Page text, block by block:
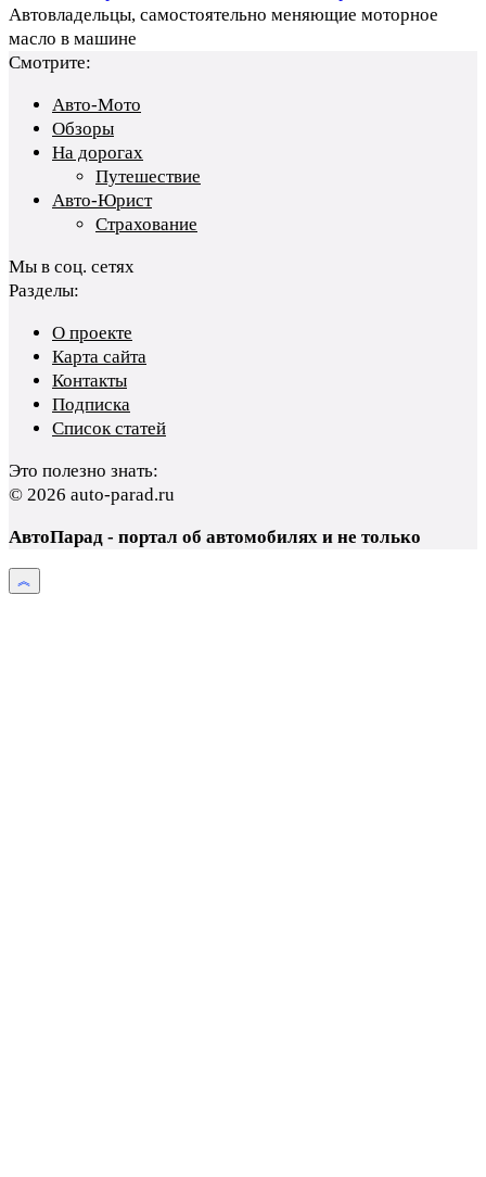
Автовладельцы, самостоятельно меняющие моторное
масло в машине
Смотрите:
Авто-Мото
Обзоры
На дорогах
Путешествие
Авто-Юрист
Страхование
Мы в соц. сетях
Разделы:
О проекте
Карта сайта
Контакты
Подписка
Список статей
Это полезно знать:
© 2026 auto-parad.ru
АвтоПарад - портал об автомобилях и не только